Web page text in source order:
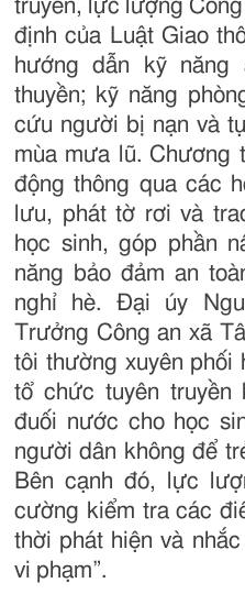
truyền, lực lượng
định của Luật Giao
hướng dẫn kỹ
thuyền; kỹ năng
cứu người bị nạn và
mùa mưa lũ. Chương
động thông qua các
lưu, phát tờ rơi và
học sinh, góp phần
năng bảo đảm an
nghỉ hè. Đại úy
Trưởng Công an xã
tôi thường xuyên phối
tổ chức tuyên truyền
đuối nước cho học
người dân không để
Bên cạnh đó, lực
cường kiểm tra các
thời phát hiện và
vi phạm”.